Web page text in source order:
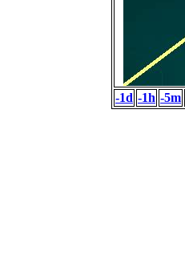
-1d -1h -5m